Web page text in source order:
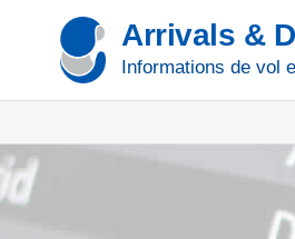
Arrivals &
Informations de vol